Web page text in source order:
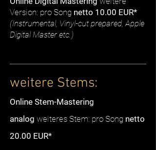
Version: pro Song netto 10.00 EUR*
(Instrumental, Vinyl-cut prepared, Apple
Digital Master etc.)
weitere Stems:
Online Stem-Mastering
analog weiteres Stem: pro Song netto
20.00 EUR*